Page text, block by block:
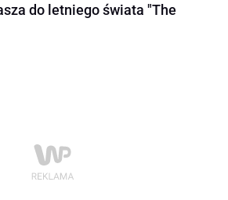
do letniego świata "The